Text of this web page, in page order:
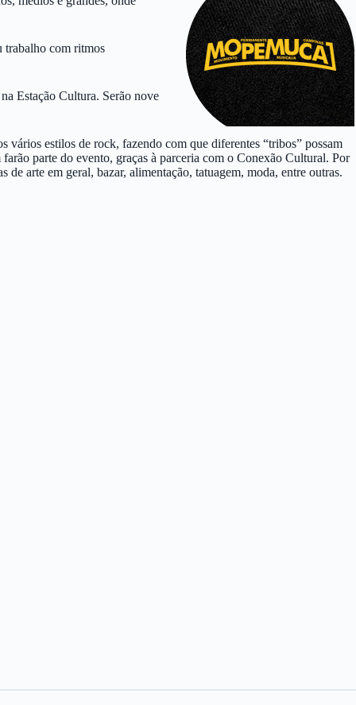
trabalho com ritmos
Estação Cultura. Serão nove
vários estilos de rock, fazendo com que diferentes “tribos” possam
parte do evento, graças à parceria com o Conexão Cultural. Por
arte em geral, bazar, alimentação, tatuagem, moda, entre outras.